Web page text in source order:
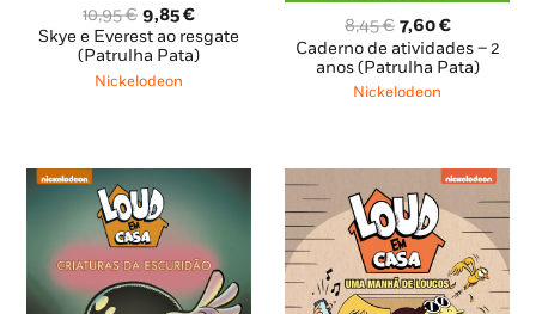
10,95€ O
preço
original
era:
9,85€O
preço
atual
Skye e Everest ao resgate
(Patrulha Pata)
Nickelodeon
8,45€ O
preço
original
era:
7,60€O
preço
atual
Caderno de atividades – 2
anos (Patrulha Pata)
Nickelodeon